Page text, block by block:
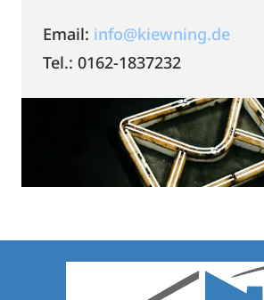
Email: info@kiewning.de
Tel.: 0162-1837232